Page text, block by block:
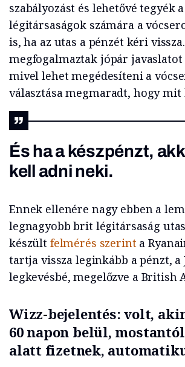
szabályozást és lehetővé tegyék a
légitársaságok számára a
is, ha az utas a pénzét kéri vissza.
megfogalmaztak jópár
mivel lehet megédesíteni a
választása megmaradt, hogy mit
És ha a készpénzt,
kell adni neki.
Ennek ellenére nagy ebben a
legnagyobb brit légitársaság
készült felmérés szerinta
tartja vissza leginkább a pénzt, a
legkevésbé, megelőzve a British
Wizz-bejelentés: volt,
60 napon belül,
alatt fizetnek,